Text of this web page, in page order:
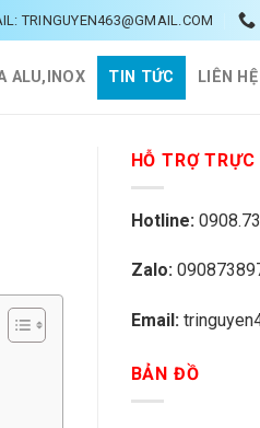
TRINGUYEN463@GMAIL.COM
ALU,INOX TIN TỨC LIÊN HỆ
HỖ TRỢ TRỰC
Hotline:
Zalo:
Email:
BẢN ĐỒ